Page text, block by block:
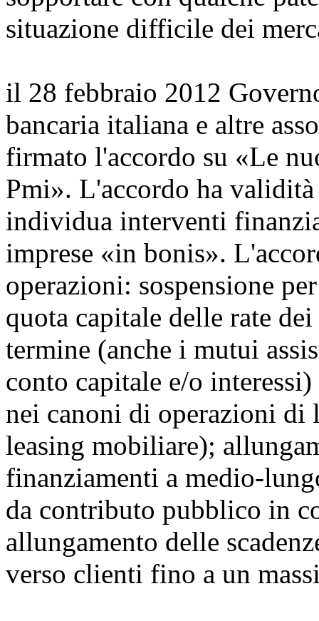
situazione difficile dei
il 28 febbraio 2012
bancaria italiana e altre
firmato l'accordo su «Le
Pmi». L'accordo ha
individua interventi
imprese «in bonis».
operazioni: sospensione
quota capitale delle rate
termine (anche i mutui
conto capitale e/o
nei canoni di operazioni di
leasing mobiliare);
finanziamenti a medio-
da contributo pubblico in
allungamento delle
verso clienti fino a un